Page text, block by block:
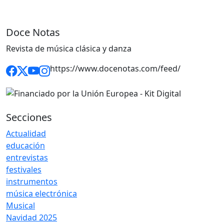
Doce Notas
Revista de música clásica y danza
https://www.docenotas.com/feed/
Secciones
Actualidad
educación
entrevistas
festivales
instrumentos
música electrónica
Musical
Navidad 2025